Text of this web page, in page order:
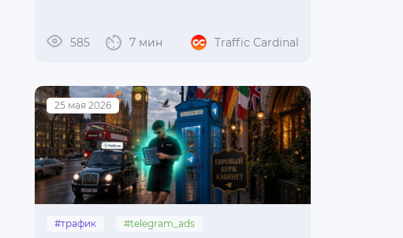
585 7 мин Traffic Cardinal
25 мая 2026
#трафик
#telegram_ads